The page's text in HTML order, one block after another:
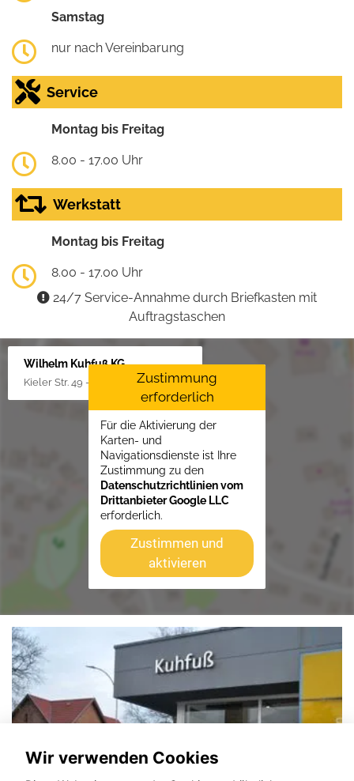
Samstag
nur nach Vereinbarung
Service
Montag bis Freitag
8.00 - 17.00 Uhr
Werkstatt
Montag bis Freitag
8.00 - 17.00 Uhr
24/7 Service-Annahme durch Briefkasten mit
Auftragstaschen
Wilhelm Kuhfuß KG
Kieler Str. 49 - 51, 25451 Quickborn
Zustimmung
erforderlich
Für die Aktivierung der
Karten- und
Navigationsdienste ist Ihre
Zustimmung zu den
Datenschutzrichtlinien vom
Drittanbieter Google LLC
erforderlich.
Zustimmen und
aktivieren
Wir verwenden Cookies